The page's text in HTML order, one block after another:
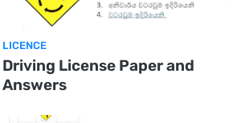
LICENCE
Driving License Paper and
Answers